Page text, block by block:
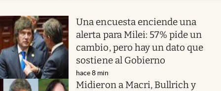
Una encuesta enciende una
alerta para Milei: 57% pide un
cambio, pero hay un dato que
sostiene al Gobierno
hace 8 min
Midieron a Macri, Bullrich y